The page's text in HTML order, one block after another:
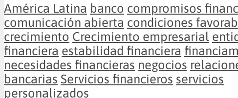
América Latina banco compromisos
comunicación abierta condiciones
crecimiento Crecimiento empresarial
financiera estabilidad financiera
necesidades financieras negocios
bancarias Servicios financieros servicios
personalizados